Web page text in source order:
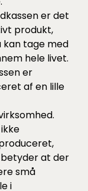
er det
produkt,
kan tage med
hele livet.
er
af en lille
at der
små
i